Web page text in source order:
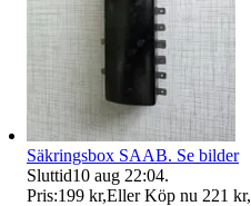
Säkringsbox SAAB. Se bilder
Sluttid10 aug 22:04.
Pris:199 kr,Eller Köp nu 221 kr,